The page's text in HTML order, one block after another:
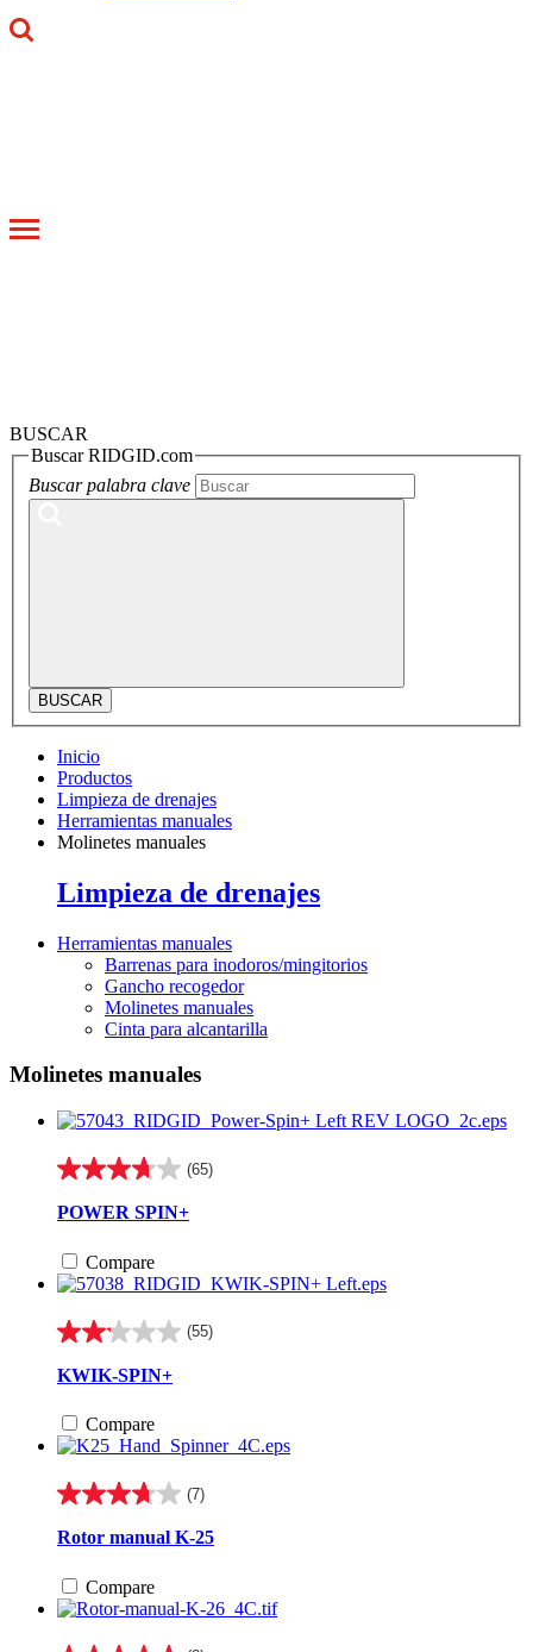
Toggle
BUSCAR
Buscar RIDGID.com
Buscar palabra clave
BUSCAR
Inicio
Productos
Limpieza de drenajes
Herramientas manuales
Molinetes manuales
Limpieza de drenajes
Herramientas manuales
Barrenas para inodoros/mingitorios
Gancho recogedor
Molinetes manuales
Cinta para alcantarilla
Molinetes manuales
(65)
3.7
5
65
reseñas
POWER SPIN+
Compare
(55)
2.1
5
55
reseñas
KWIK-SPIN+
Compare
(7)
3.7
5
7
reseñas
Rotor manual K-25
Compare